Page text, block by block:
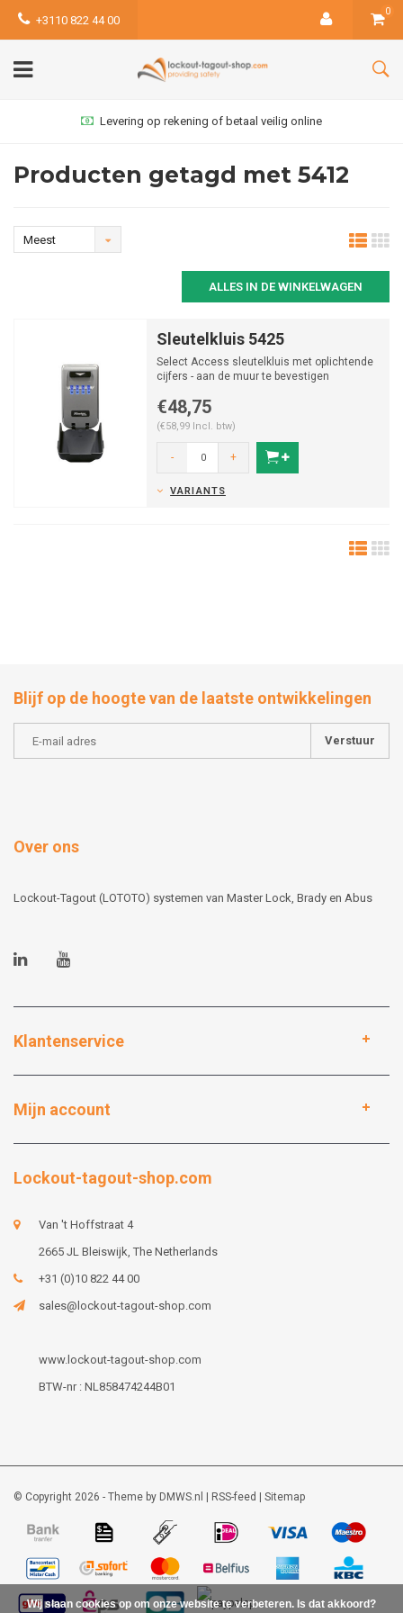
+3110 822 44 00
0
Levering op rekening of betaal veilig online
Producten getagd met 5412
Meest
ALLES IN DE WINKELWAGEN
Sleutelkluis 5425
Select Access sleutelkluis met oplichtende
cijfers - aan de muur te bevestigen
€48,75
(€58,99 Incl. btw)
- +
VARIANTS
Blijf op de hoogte van de laatste ontwikkelingen
Verstuur
Over ons
Lockout-Tagout (LOTOTO) systemen van Master Lock, Brady en Abus
Klantenservice
Mijn account
Lockout-tagout-shop.com
Van 't Hoffstraat 4
2665 JL Bleiswijk, The Netherlands
+31 (0)10 822 44 00
sales@lockout-tagout-shop.com
www.lockout-tagout-shop.com
BTW-nr : NL858474244B01
© Copyright 2026 - Theme by DMWS.nl RSS-feed Sitemap
Wij slaan cookies op om onze website te verbeteren. Is dat akkoord?